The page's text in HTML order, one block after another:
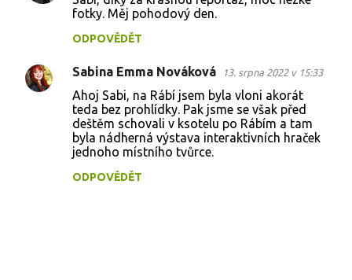
fotky. Měj pohodový den.
ODPOVĚDĚT
Sabina Emma Nováková 13. srpna 2022 v 15:33
Ahoj Sabi, na Rábí jsem byla vloni akorát
teda bez prohlídky. Pak jsme se však před
deštěm schovali v ksotelu po Rábím a tam
byla nádherná výstava interaktivních hraček
jednoho místního tvůrce.
ODPOVĚDĚT